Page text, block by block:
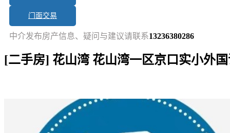
中介发布房产信息、疑问与建议请联系13236380286
门面交易
[二手房] 花山湾 花山湾一区京口实小外